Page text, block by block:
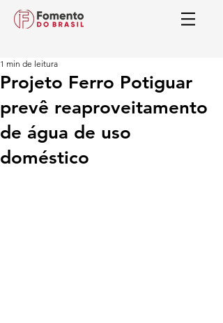
Projeto Ferro Potiguar
prevê reaproveitamento
de água de uso
doméstico
1 min de leitura